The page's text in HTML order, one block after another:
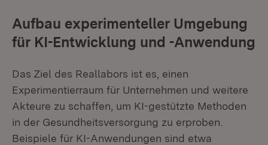
Aufbau experimenteller Umgebung
für KI-Entwicklung und -Anwendung
Das Ziel des Reallabors ist es, einen
Experimentierraum für Unternehmen und weitere
Akteure zu schaffen, um KI-gestützte Methoden
in der Gesundheitsversorgung zu erproben.
Beispiele für KI-Anwendungen sind etwa